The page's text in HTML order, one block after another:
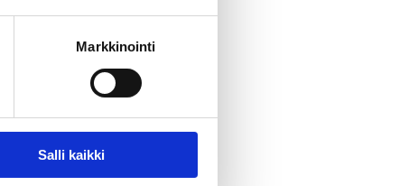
Markkinointi
Salli kaikki